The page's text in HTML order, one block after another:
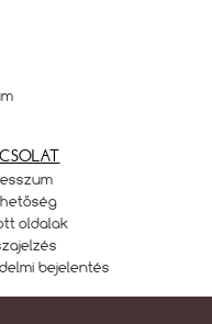
oldalak
bejelentés